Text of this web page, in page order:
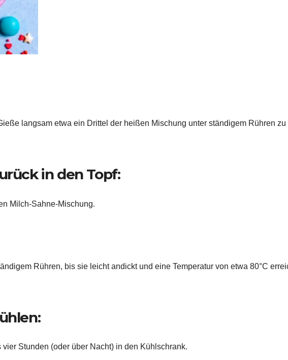
langsam etwa ein Drittel der heißen Mischung unter ständigem Rühren
in den Topf:
Milch-Sahne-Mischung.
Rühren, bis sie leicht andickt und eine Temperatur von etwa 80°C
Stunden (oder über Nacht) in den Kühlschrank.